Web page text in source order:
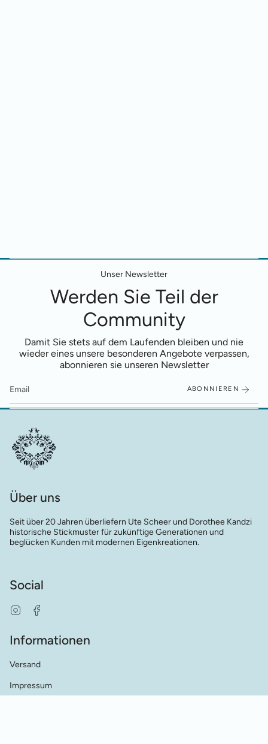
Unser Newsletter
Werden Sie Teil der
Community
Damit Sie stets auf dem Laufenden bleiben und nie
wieder eines unsere besonderen Angebote verpassen,
abonnieren sie unseren Newsletter
ABONNIEREN
Über uns
Seit über 20 Jahren überliefern Ute Scheer und Dorothee Kandzi
historische Stickmuster für zukünftige Generationen und
beglücken Kunden mit modernen Eigenkreationen.
Social
Instagram
Informationen
Versand
Impressum